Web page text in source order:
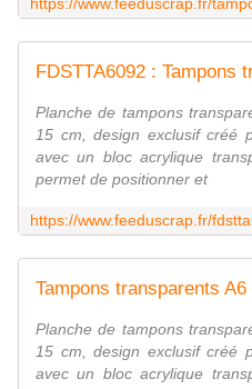
Planche de tampons
15 cm, design exclusif créé
avec un bloc acrylique
permet de positionner et
Tampons transparents
Planche de tampons
15 cm, design exclusif créé
avec un bloc acrylique